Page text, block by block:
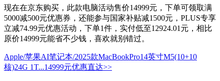
现在在京东购买，此款电脑活动售价14999元，下单可领取满
5000减500元优惠券，还能参与国家补贴减1500元，PLUS专享
立减74.99元优惠活动，下单1件，实付低至12924.01元，相比
原价14999元能省不少钱，喜欢就别错过。
Apple/苹果AI笔记本/2025款MacBookPro14英寸M5(10+10
核)24G 1T...14999元优惠直达>>